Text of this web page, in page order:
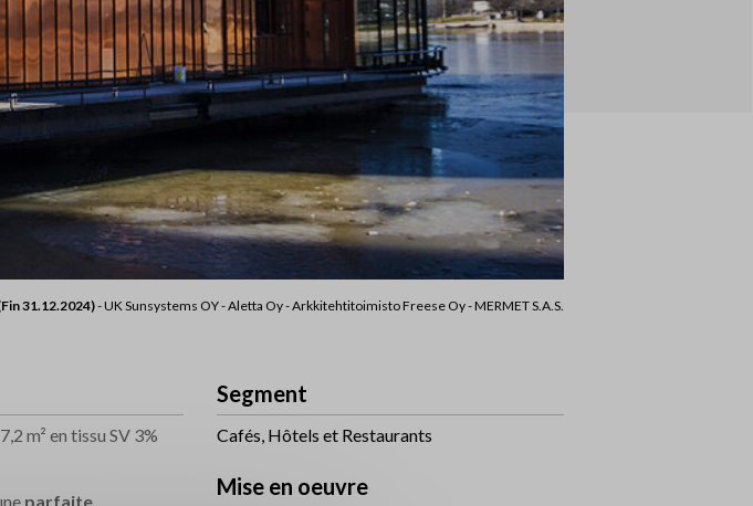
31.12.2024)- UK Sunsystems OY - Aletta Oy - Arkkitehtitoimisto Freese Oy - MERMET S.A.S.
m² en tissu SV 3%
parfaite
Segment
Cafés, Hôtels et Restaurants
Mise en oeuvre